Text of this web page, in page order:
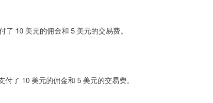
10 美元的佣金和 5 美元的交易费。
了 10 美元的佣金和 5 美元的交易费。